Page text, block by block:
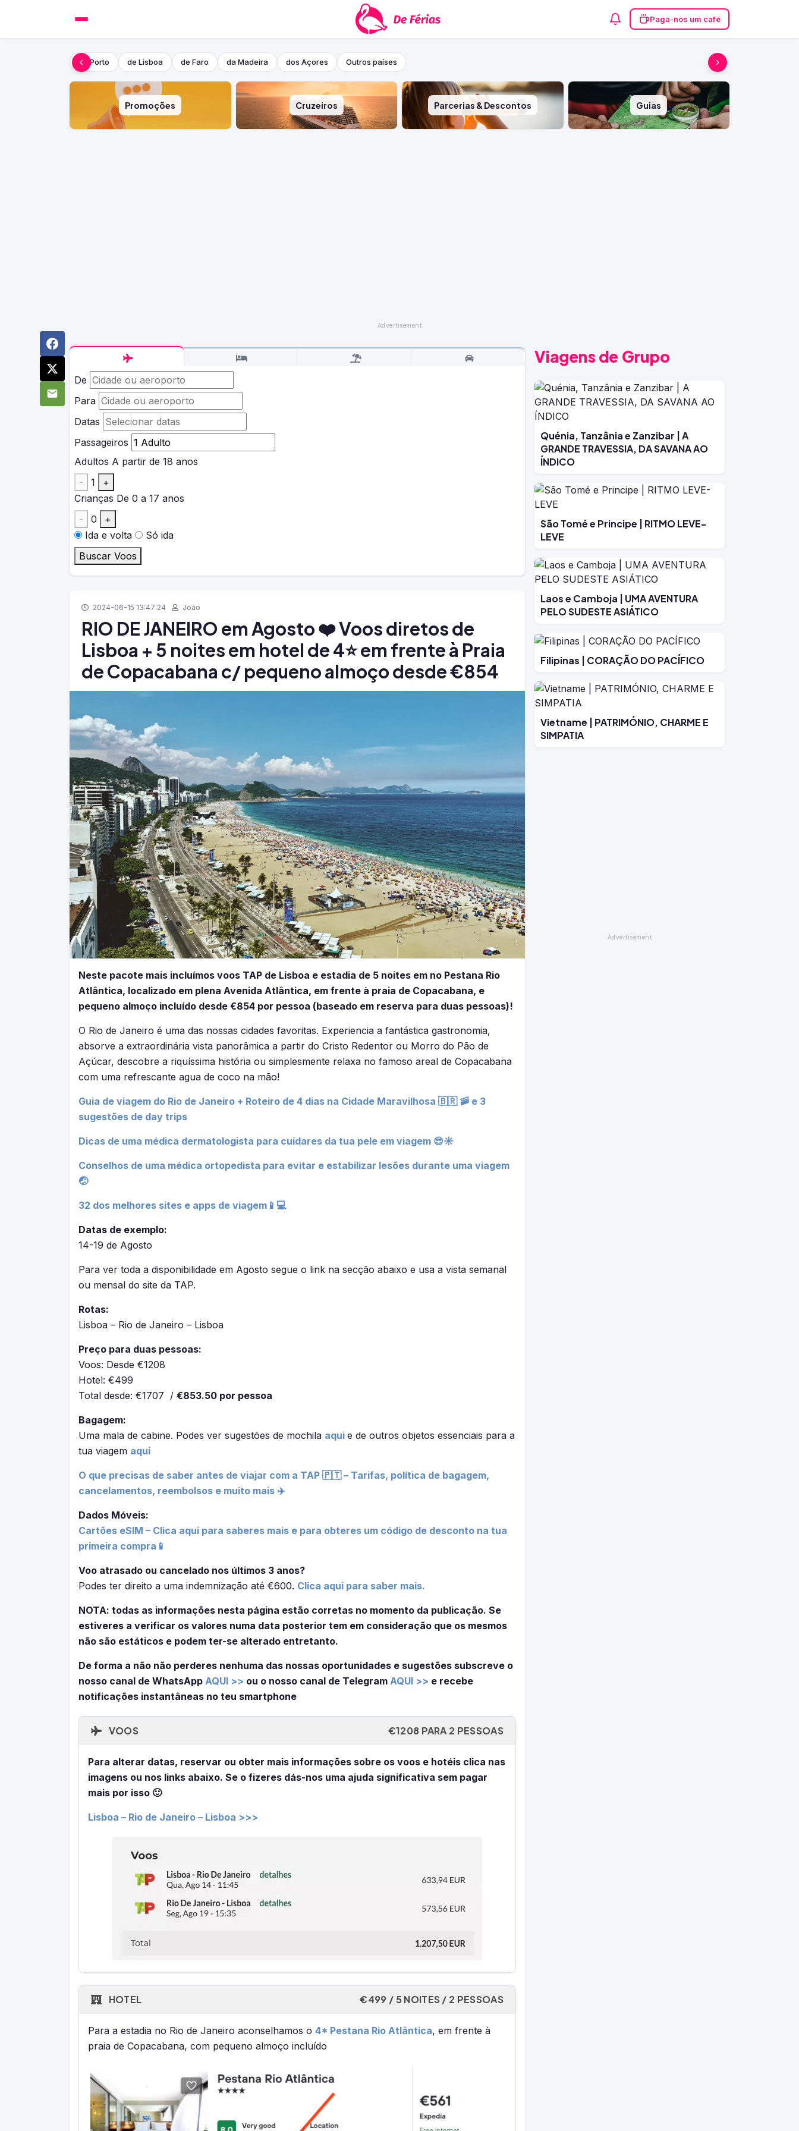
Paga-nos um café
do Porto de Lisboa de Faro da Madeira dos Açores Outros países
Promoções Cruzeiros Parcerias & Descontos Guias
De
Para
Datas
Passageiros
Adultos A partir de 18 anos
-
1
+
Crianças De 0 a 17 anos
-
0
+
Ida e volta
Só ida
Buscar Voos
2024-06-15 13:47:24 João
RIO DE JANEIRO em Agosto ❤️ Voos diretos de
Lisboa + 5 noites em hotel de 4⭐ em frente à Praia
de Copacabana c/ pequeno almoço desde €854
Neste pacote mais incluímos voos TAP de Lisboa e estadia de 5 noites em no Pestana Rio
Atlântica, localizado em plena Avenida Atlântica, em frente à praia de Copacabana, e
pequeno almoço incluído desde €854 por pessoa (baseado em reserva para duas pessoas)!
O Rio de Janeiro é uma das nossas cidades favoritas. Experiencia a fantástica gastronomia,
absorve a extraordinária vista panorâmica a partir do Cristo Redentor ou Morro do Pão de
Açúcar, descobre a riquíssima história ou simplesmente relaxa no famoso areal de Copacabana
com uma refrescante agua de coco na mão!
Guia de viagem do Rio de Janeiro + Roteiro de 4 dias na Cidade Maravilhosa 🇧🇷 🚠 e 3
sugestões de day trips
Dicas de uma médica dermatologista para cuidares da tua pele em viagem 😎☀
Conselhos de uma médica ortopedista para evitar e estabilizar lesões durante uma viagem
🤕
32 dos melhores sites e apps de viagem📱💻
Datas de exemplo:
14-19 de Agosto
Para ver toda a disponibilidade em Agosto segue o link na secção abaixo e usa a vista semanal
ou mensal do site da TAP.
Rotas:
Lisboa – Rio de Janeiro – Lisboa
Preço para duas pessoas:
Voos: Desde €1208
Hotel: €499
Total desde: €1707 / €853.50 por pessoa
Bagagem:
Uma mala de cabine. Podes ver sugestões de mochila aqui e de outros objetos essenciais para a
tua viagem aqui
O que precisas de saber antes de viajar com a TAP 🇵🇹 – Tarifas, política de bagagem,
cancelamentos, reembolsos e muito mais ✈️
Dados Móveis:
Cartões eSIM – Clica aqui para saberes mais e para obteres um código de desconto na tua
primeira compra📱
Voo atrasado ou cancelado nos últimos 3 anos?
Podes ter direito a uma indemnização até €600. Clica aqui para saber mais.
NOTA: todas as informações nesta página estão corretas no momento da publicação. Se
estiveres a verificar os valores numa data posterior tem em consideração que os mesmos
não são estáticos e podem ter-se alterado entretanto.
De forma a não não perderes nenhuma das nossas oportunidades e sugestões subscreve o
nosso canal de WhatsApp AQUI >> ou o nosso canal de Telegram AQUI >> e recebe
notificações instantâneas no teu smartphone
VOOS €1208 PARA 2 PESSOAS
Para alterar datas, reservar ou obter mais informações sobre os voos e hotéis clica nas
imagens ou nos links abaixo. Se o fizeres dás-nos uma ajuda significativa sem pagar
mais por isso 🙂
Lisboa – Rio de Janeiro – Lisboa >>>
HOTEL €499 / 5 NOITES / 2 PESSOAS
Para a estadia no Rio de Janeiro aconselhamos o 4* Pestana Rio Atlântica, em frente à
praia de Copacabana, com pequeno almoço incluído
Viagens de Grupo
Quénia, Tanzânia e Zanzibar | A
GRANDE TRAVESSIA, DA SAVANA AO
ÍNDICO
São Tomé e Principe | RITMO LEVE-
LEVE
Laos e Camboja | UMA AVENTURA
PELO SUDESTE ASIÁTICO
Filipinas | CORAÇÃO DO PACÍFICO
Vietname | PATRIMÓNIO, CHARME E
SIMPATIA